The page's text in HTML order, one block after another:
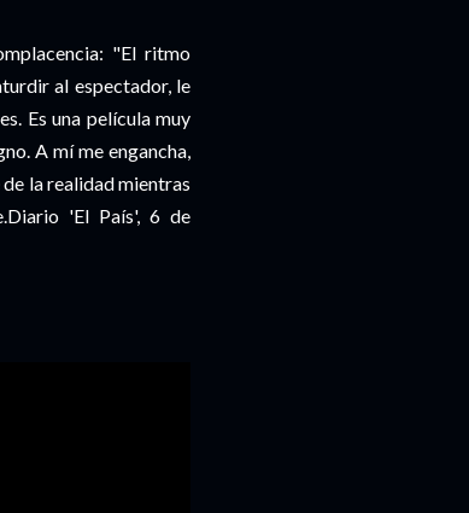
"El ritmo
al espectador, le
Es una película muy
A mí me engancha,
la realidad mientras
'El País', 6 de